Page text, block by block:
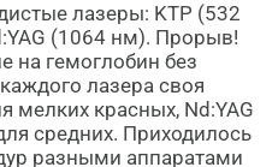
лазеры: KTP (532
(1064 нм). Прорыв!
на гемоглобин без
лазера своя
мелких красных, Nd:YAG
средних. Приходилось
разными аппаратами